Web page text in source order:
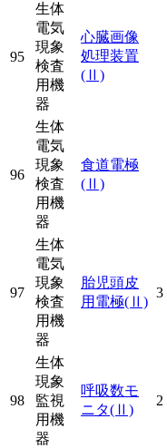
95
生体
電気
現象
検査
用機
器
心臓画像
処理装置
(Ⅱ)
96
生体
電気
現象
検査
用機
器
食道電極
(Ⅱ)
97
生体
電気
現象
検査
用機
器
胎児頭皮
用電極(Ⅱ)
3
98
生体
現象
監視
用機
器
呼吸数モ
ニタ(Ⅱ)
2